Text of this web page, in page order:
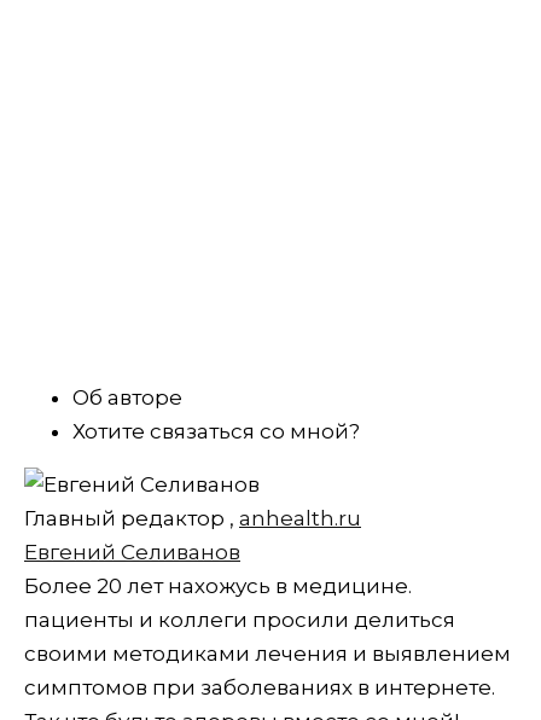
Об авторе
Хотите связаться со мной?
Главный редактор , anhealth.ru
Евгений Селиванов
Более 20 лет нахожусь в медицине.
пациенты и коллеги просили делиться
своими методиками лечения и выявлением
симптомов при заболеваниях в интернете.